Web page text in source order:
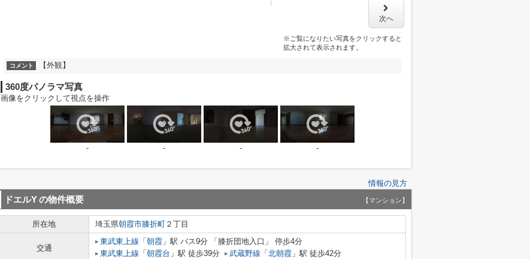
次へ
※ご覧になりたい写真をクリックすると
拡大されて表示されます。
コメント 【外観】
360度パノラマ写真
画像をクリックして視点を操作
- - - -
情報の見方
ドエルYの物件概要 【マンション】
所在地 埼玉県朝霞市膝折町 ２丁目
交通
東武東上線 「 朝霞 」駅 バス9分 「膝折団地入口」 停歩4分
東武東上線 「 朝霞台 」駅 徒歩39分 武蔵野線 「 北朝霞 」駅 徒歩42分